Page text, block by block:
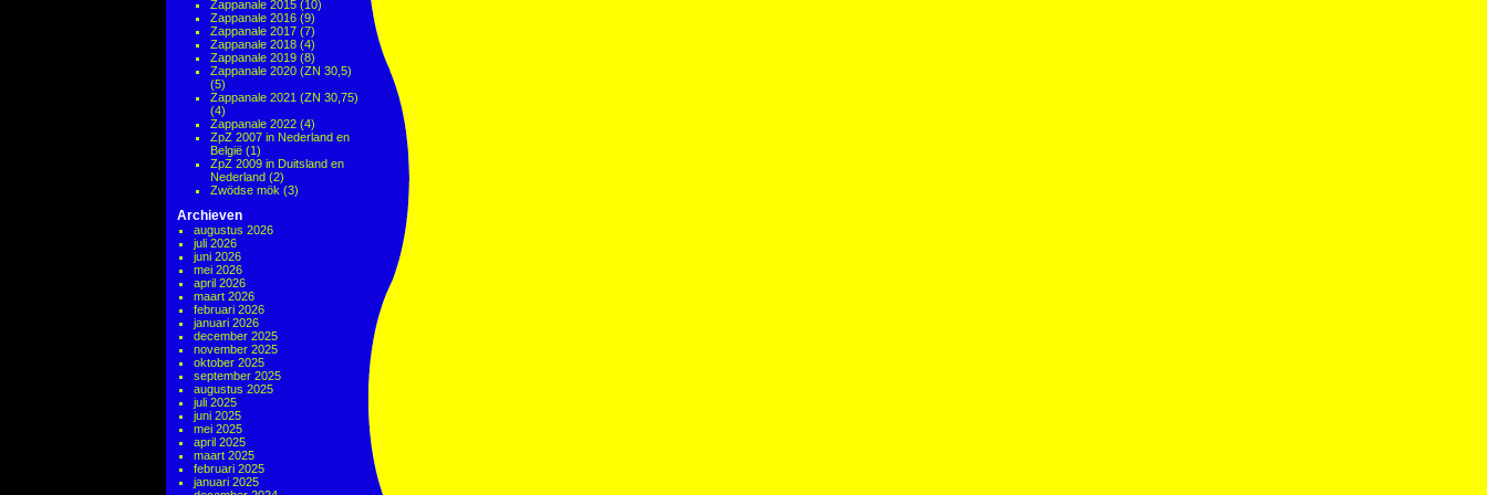
Zappanale 2015 (10)
Zappanale 2016 (9)
Zappanale 2017 (7)
Zappanale 2018 (4)
Zappanale 2019 (8)
Zappanale 2020 (ZN 30,5)
(5)
Zappanale 2021 (ZN 30,75)
(4)
Zappanale 2022 (4)
ZpZ 2007 in Nederland en
België (1)
ZpZ 2009 in Duitsland en
Nederland (2)
Zwödse mök (3)
Archieven
augustus 2026
juli 2026
juni 2026
mei 2026
april 2026
maart 2026
februari 2026
januari 2026
december 2025
november 2025
oktober 2025
september 2025
augustus 2025
juli 2025
juni 2025
mei 2025
april 2025
maart 2025
februari 2025
januari 2025